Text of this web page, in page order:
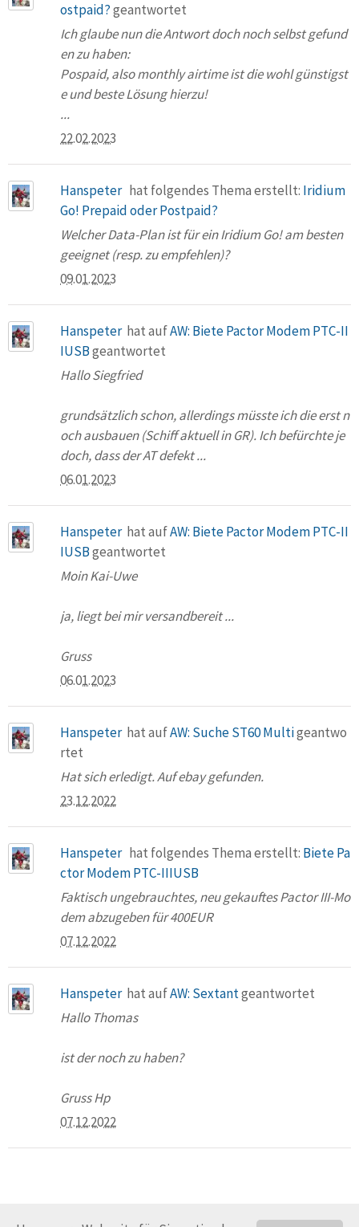
ostpaid?geantwortet
Ich glaube nun die Antwort doch noch selbst gefund
en zu haben:
Pospaid, also monthly airtime ist die wohl günstigst
e und beste Lösung hierzu!
...
22.02.2023
Hanspeter hat folgendes Thema erstellt: Iridium
Go! Prepaid oder Postpaid?
Welcher Data-Plan ist für ein Iridium Go! am besten
geeignet (resp. zu empfehlen)?
09.01.2023
Hanspeter hat aufAW: Biete Pactor Modem PTC-II
IUSBgeantwortet
Hallo Siegfried
grundsätzlich schon, allerdings müsste ich die erst n
och ausbauen (Schiff aktuell in GR). Ich befürchte je
doch, dass der AT defekt ...
06.01.2023
Hanspeter hat aufAW: Biete Pactor Modem PTC-II
IUSBgeantwortet
Moin Kai-Uwe
ja, liegt bei mir versandbereit ...
Gruss
06.01.2023
Hanspeter hat aufAW: Suche ST60 Multigeantwo
rtet
Hat sich erledigt. Auf ebay gefunden.
23.12.2022
Hanspeter hat folgendes Thema erstellt: Biete Pa
ctor Modem PTC-IIIUSB
Faktisch ungebrauchtes, neu gekauftes Pactor III-Mo
dem abzugeben für 400EUR
07.12.2022
Hanspeter hat aufAW: Sextantgeantwortet
Hallo Thomas
ist der noch zu haben?
Gruss Hp
07.12.2022